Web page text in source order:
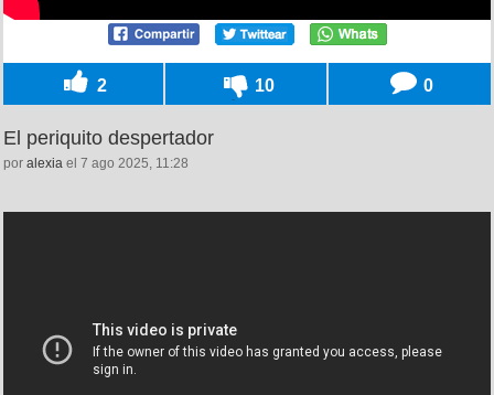
2 10 0
El periquito despertador
por alexia el 7 ago 2025, 11:28